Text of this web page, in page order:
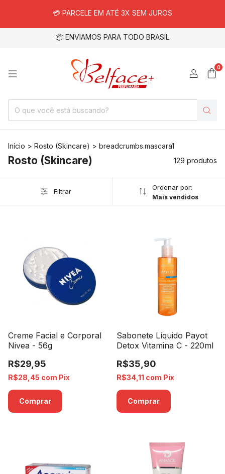
💳 PARCELE EM ATÉ 3X SEM JUROS
📦 ENVIAMOS PARA TODO BRASIL
0
Início > Rosto (Skincare) > breadcrumbs.mascara1
Rosto (Skincare) 129 produtos
Filtrar Ordenar por:
Mais vendidos
Creme Facial e Corporal
Nivea - 56g
R$29,95
R$28,45 com Pix
Sabonete Líquido Payot
Detox Vitamina C - 220ml
R$35,90
R$34,11 com Pix